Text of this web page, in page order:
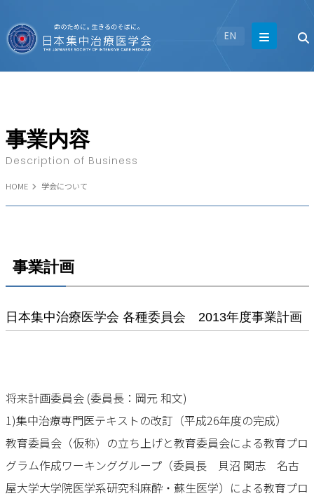
EN
HOME 学会について
事業内容
Description of Business
事業計画
日本集中治療医学会 各種委員会 2013年度事業計画
将来計画委員会 (委員長：岡元 和文)
1)集中治療専門医テキストの改訂（平成26年度の完成）
教育委員会（仮称）の立ち上げと教育委員会による教育プロ
グラム作成ワーキンググループ（委員長 貝沼 関志 名古
屋大学大学院医学系研究科麻酔・蘇生医学）による教育プロ